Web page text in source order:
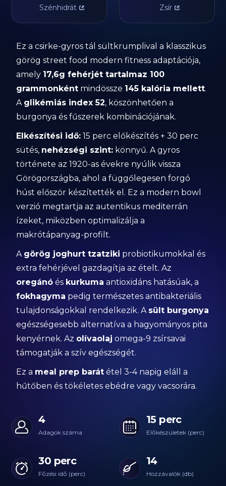
Szénhidrát Zsír
Ez a csirke-gyros tál sültkrumplival a klasszikus
görög street food modern fitness adaptációja,
amely 17,6g fehérjét tartalmaz 100
grammonként mindössze 145 kalória mellett.
A glikémiás index 52, köszönhetően a
burgonya és fűszerek kombinációjának.
Elkészítési idő: 15 perc előkészítés + 30 perc
sütés, nehézségi szint: könnyű. A gyros
története az 1920-as évekre nyúlik vissza
Görögországba, ahol a függőlegesen forgó
húst először készítették el. Ez a modern bowl
verzió megtartja az autentikus mediterrán
ízeket, miközben optimalizálja a
makrótápanyag-profilt.
A görög joghurt tzatziki probiotikumokkal és
extra fehérjével gazdagítja az ételt. Az
oregánó és kurkuma antioxidáns hatásúak, a
fokhagyma pedig természetes antibakteriális
tulajdonságokkal rendelkezik. A sült burgonya
egészségesebb alternatíva a hagyományos pita
kenyérnek. Az olívaolaj omega-9 zsírsavai
támogatják a szív egészségét.
Ez a meal prep barát étel 3-4 napig eláll a
hűtőben és tökéletes ebédre vagy vacsorára.
4
Adagok száma
15 perc
Előkészületek (perc)
30 perc
Főzési idő (perc)
14
Hozzávalók (db)